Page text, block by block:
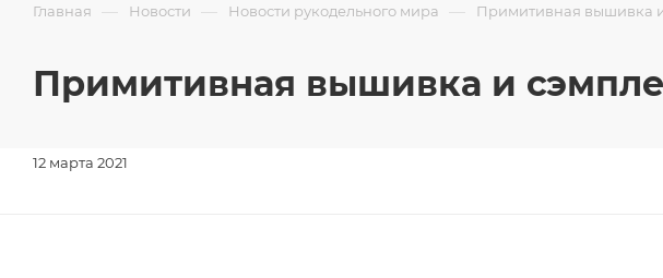
Главная — Новости — Новости рукодельного мира — Примитивная вышивка и
Примитивная вышивка и
12 марта 2021